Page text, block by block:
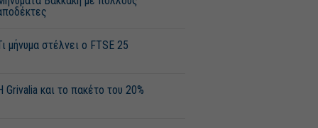
μήνυμα στέλνει ο FTSE 25
Grivalia και το πακέτο του 20%